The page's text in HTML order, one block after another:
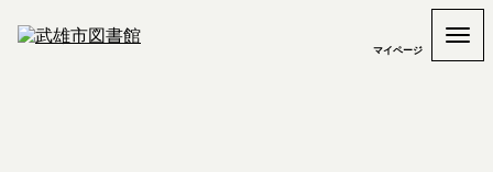
マイページ